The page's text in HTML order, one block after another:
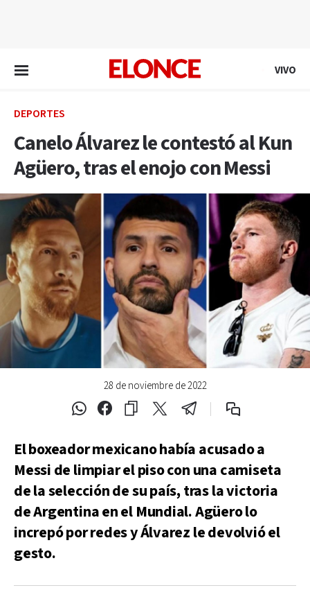
VIVO
DEPORTES
Canelo Álvarez le contestó al Kun
Agüero, tras el enojo con Messi
28 de noviembre de 2022
El boxeador mexicano había acusado a
Messi de limpiar el piso con una camiseta
de la selección de su país, tras la victoria
de Argentina en el Mundial. Agüero lo
increpó por redes y Álvarez le devolvió el
gesto.